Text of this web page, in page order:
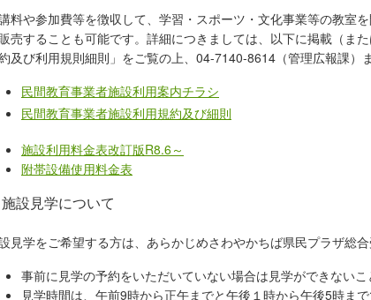
料や参加費等を徴収して、学習・スポーツ・文化事業等の教室
売することも可能です。詳細につきましては、以下に掲載（ま
及び利用規則細則」をご覧の上、04-7140-8614（管理広報課）
民間教育事業者施設利用案内チラシ
民間教育事業者施設利用規約及び細則
施設利用料金表改訂版R8.6～
附帯設備使用料金表
施設見学について
見学をご希望する方は、あらかじめさわやかちば県民プラザ総
事前に見学の予約をいただいていない場合は見学ができないこ
見学時間は、午前9時から正午までと午後１時から午後5時まで